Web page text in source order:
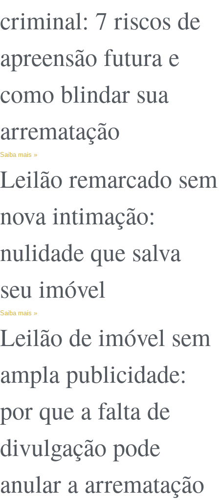
criminal: 7 riscos de
apreensão futura e
como blindar sua
arrematação
Saiba mais »
Leilão remarcado sem
nova intimação:
nulidade que salva
seu imóvel
Saiba mais »
Leilão de imóvel sem
ampla publicidade:
por que a falta de
divulgação pode
anular a arrematação